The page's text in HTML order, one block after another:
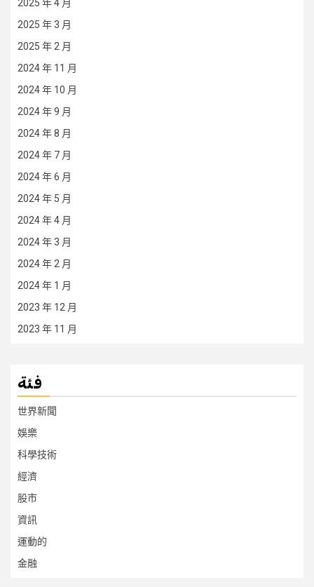
2025 年 4 月
2025 年 3 月
2025 年 2 月
2024 年 11 月
2024 年 10 月
2024 年 9 月
2024 年 8 月
2024 年 7 月
2024 年 6 月
2024 年 5 月
2024 年 4 月
2024 年 3 月
2024 年 2 月
2024 年 1 月
2023 年 12 月
2023 年 11 月
فئة
世界新聞
娛樂
科學技術
經濟
股市
資訊
運動的
金融